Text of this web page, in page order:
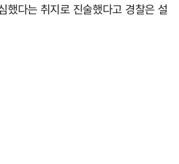
했다는 취지로 진술했다고 경찰은 설